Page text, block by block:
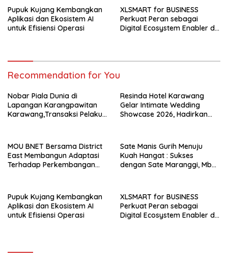
Ekonomi Kreatif
Pupuk Kujang Kembangkan
Aplikasi dan Ekosistem AI
untuk Efisiensi Operasi
XLSMART for BUSINESS
Perkuat Peran sebagai
Digital Ecosystem Enabler di
Recommendation for You
Nobar Piala Dunia di
Lapangan Karangpawitan
Karawang,Transaksi Pelaku
Resinda Hotel Karawang
Gelar Intimate Wedding
Showcase 2026, Hadirkan
MOU BNET Bersama District
East Membangun Adaptasi
Terhadap Perkembangan
Sate Manis Gurih Menuju
Kuah Hangat : Sukses
dengan Sate Maranggi, Mbah
Ekonomi Kreatif
Pupuk Kujang Kembangkan
Aplikasi dan Ekosistem AI
untuk Efisiensi Operasi
XLSMART for BUSINESS
Perkuat Peran sebagai
Digital Ecosystem Enabler di